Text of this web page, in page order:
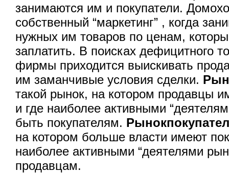
занимаются им и покупатели.
собственный “маркетинг” , когда
нужных им товаров по ценам,
заплатить. В поисках дефицитного
фирмы приходится выискивать
им заманчивые условия сделки.
такой рынок, на котором продавцы
и где наиболее активными
быть покупателям. Рынок
на котором больше власти имеют
наиболее активными “деятелями
продавцам.